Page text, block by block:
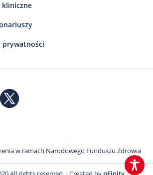
kliniczne
prywatności
w ramach Narodowego Funduszu Zdrowia